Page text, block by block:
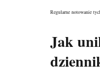
Regularne notowanie
Jak